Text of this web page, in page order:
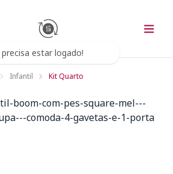
precisa estar logado!
Infantil Kit Quarto